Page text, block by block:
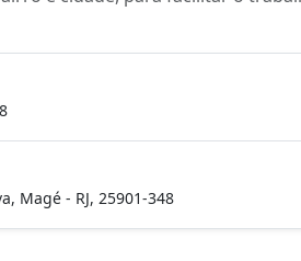
Magé - RJ, 25901-348